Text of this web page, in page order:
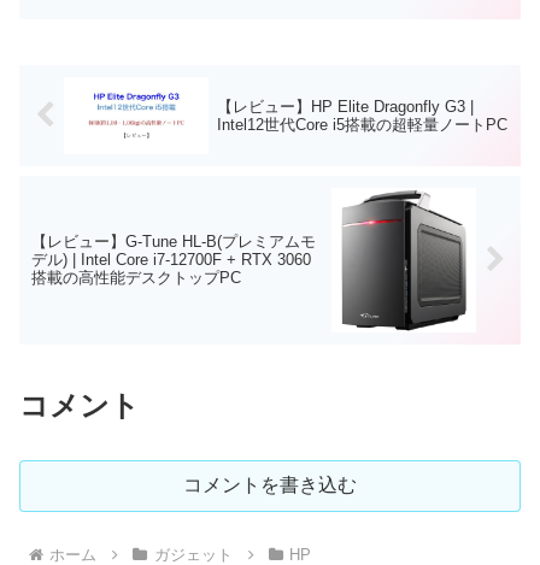
【レビュー】HP Elite Dragonfly G3 |
Intel12世代Core i5搭載の超軽量ノートPC
【レビュー】G-Tune HL-B(プレミアムモ
デル) | Intel Core i7-12700F + RTX 3060
搭載の高性能デスクトップPC
コメント
コメントを書き込む
ホーム ガジェット HP